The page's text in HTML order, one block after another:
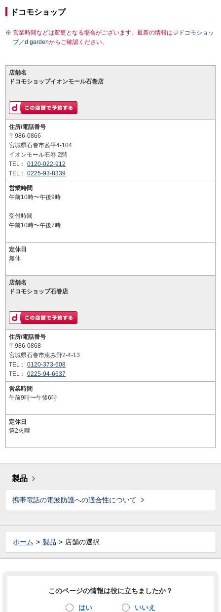
ドコモショップ
営業時間などは変更となる場合がございます。最新の情報は
ドコモショッ
プ／d gardenからご確認ください。
店舗名
ドコモショップイオンモール石巻店
住所/電話番号
〒986-0866
宮城県石巻市茜平4-104
イオンモール石巻 2階
TEL： 0120-022-912
TEL： 0225-93-8339
営業時間
午前10時〜午後9時
受付時間
午前10時〜午後7時
定休日
無休
店舗名
ドコモショップ石巻店
住所/電話番号
〒986-0868
宮城県石巻市恵み野2-4-13
TEL： 0120-373-608
TEL： 0225-94-6637
営業時間
午前9時〜午後6時
定休日
第2火曜
製品
携帯電話の電波防護への適合性について
ホーム 製品 店舗の選択
このページの情報は役に立ちましたか？
はい いいえ